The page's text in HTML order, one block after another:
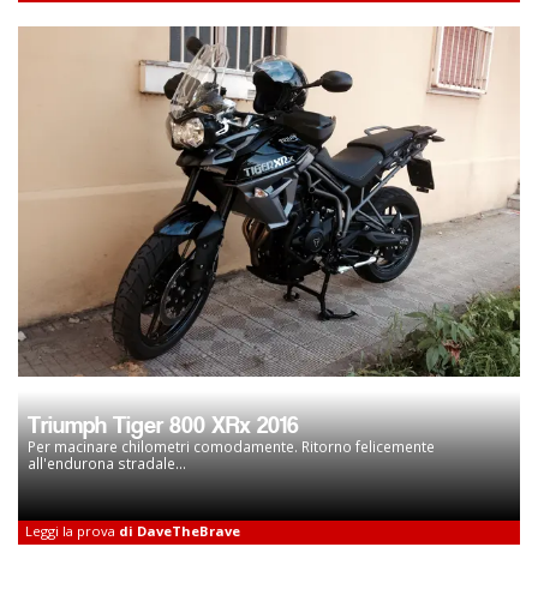
Triumph Tiger 800 XRx 2016
Per macinare chilometri comodamente. Ritorno felicemente
all'endurona stradale...
Leggi la prova di DaveTheBrave